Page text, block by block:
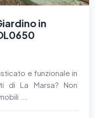
in
e funzionale in
di La Marsa? Non
...